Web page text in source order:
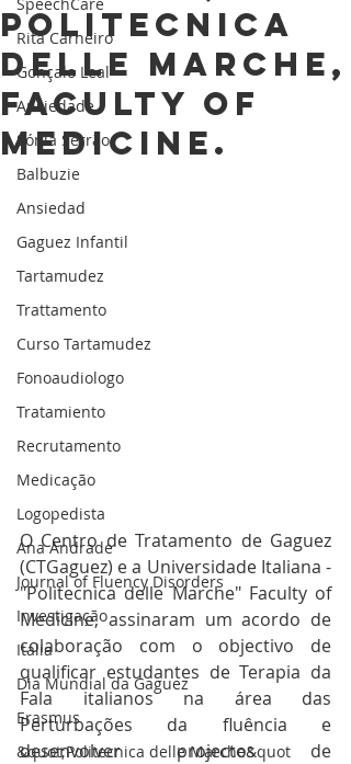
Rita Carneiro
Gonçalo Leal
Ansiedade
Sónia Serrão
Balbuzie
Ansiedad
Gaguez Infantil
Tartamudez
Trattamento
Curso Tartamudez
Fonoaudiologo
Tratamiento
Recrutamento
Medicação
Logopedista
Ana Andrade
Journal of Fluency Disorders
Investigação
Italia
Dia Mundial da Gaguez
Erasmus
&quot;Politecnica delle Marche&quot
Politecnica
delle Marche,
Faculty of
Medicine.
O Centro de Tratamento de Gaguez
(CTGaguez) e a Universidade Italiana -
"Politecnica delle Marche" Faculty of
Medicine, assinaram um acordo de
colaboração com o objectivo de
qualificar estudantes de Terapia da
Fala italianos na área das
Perturbações da fluência e
desenvolver projectos de